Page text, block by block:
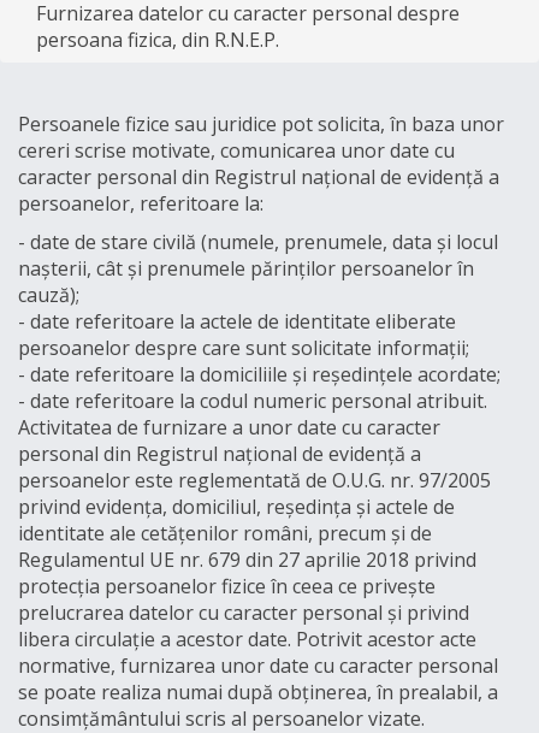
Furnizarea datelor cu caracter personal despre
persoana fizica, din R.N.E.P.
Persoanele fizice sau juridice pot solicita, în baza unor
cereri scrise motivate, comunicarea unor date cu
caracter personal din Registrul național de evidență a
persoanelor, referitoare la:
- date de stare civilă (numele, prenumele, data și locul
nașterii, cât și prenumele părinților persoanelor în
cauză);
- date referitoare la actele de identitate eliberate
persoanelor despre care sunt solicitate informații;
- date referitoare la domiciliile și reședințele acordate;
- date referitoare la codul numeric personal atribuit.
Activitatea de furnizare a unor date cu caracter
personal din Registrul național de evidență a
persoanelor este reglementată de O.U.G. nr. 97/2005
privind evidența, domiciliul, reședința și actele de
identitate ale cetățenilor români, precum și de
Regulamentul UE nr. 679 din 27 aprilie 2018 privind
protecția persoanelor fizice în ceea ce privește
prelucrarea datelor cu caracter personal și privind
libera circulație a acestor date. Potrivit acestor acte
normative, furnizarea unor date cu caracter personal
se poate realiza numai după obținerea, în prealabil, a
consimțământului scris al persoanelor vizate.